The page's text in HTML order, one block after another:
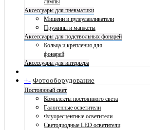
лампы
Аксессуары для пневматики
Мишени и пулеулавливатели
Пружины и манжеты
Аксессуары для подствольных фонарей
Кольца и крепления для
фонарей
Аксессуары для интерьера
+- Фотооборудование
Постоянный свет
Комплекты постоянного света
Галогенные осветители
Флуоресцентные осветители
Светодиодные LED осветители